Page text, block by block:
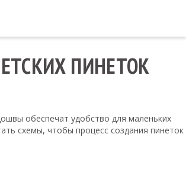
ПИНЕТОК
обеспечат удобство для маленьких
схемы, чтобы процесс создания пинеток